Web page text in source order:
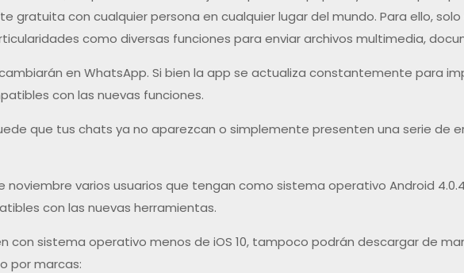
con cualquier persona en cualquier lugar del mundo. Para ello,
como diversas funciones para enviar archivos multimedia,
en WhatsApp. Si bien la app se actualiza constantemente para
con las nuevas funciones.
que tus chats ya no aparezcan o simplemente presenten una serie de
noviembre varios usuarios que tengan como sistema operativo Android
con las nuevas herramientas.
con sistema operativo menos de iOS 10, tampoco podrán descargar de
por marcas: